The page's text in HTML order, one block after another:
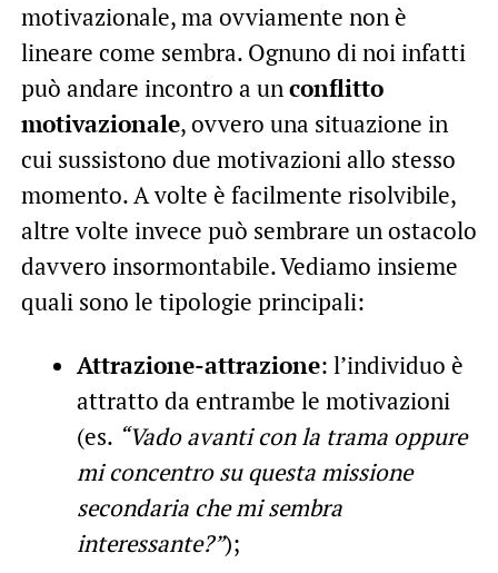
motivazionale, ma ovviamente non è
lineare come sembra. Ognuno di noi infatti
può andare incontro a unconflitto
motivazionale, ovvero una situazione in
cui sussistono due motivazioni allo stesso
momento. A volte è facilmente risolvibile,
altre volte invece può sembrare un ostacolo
davvero insormontabile. Vediamo insieme
quali sono le tipologie principali:
Attrazione-attrazione: l’individuo è
attratto da entrambe le motivazioni
(es. “Vado avanti con la trama oppure
mi concentro su questa missione
secondaria che mi sembra
interessante?”);